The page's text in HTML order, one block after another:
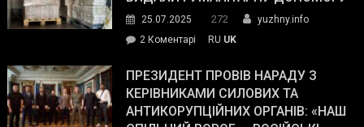
The
Street
Journal.
25.07.2025 272
yuzhny.info
2 Коментарі
Південному
працівникам
ОПЗ
з
RU UK
ПРЕЗИДЕНТ ПРОВІВ НАРАДУ З
КЕРІВНИКАМИ СИЛОВИХ ТА
АНТИКОРУПЦІЙНИХ ОРГАНІВ: «НАШ